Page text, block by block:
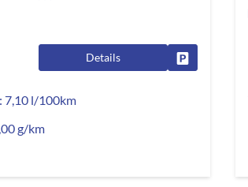
Details Fahrzeug
7,10 l/100km
g/km